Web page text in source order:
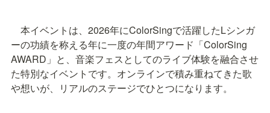
本イベントは、2026年にColorSingで活躍したLシンガ
ーの功績を称える年に一度の年間アワード「ColorSing
AWARD」と、音楽フェスとしてのライブ体験を融合させ
た特別なイベントです。オンラインで積み重ねてきた歌
や想いが、リアルのステージでひとつになります。